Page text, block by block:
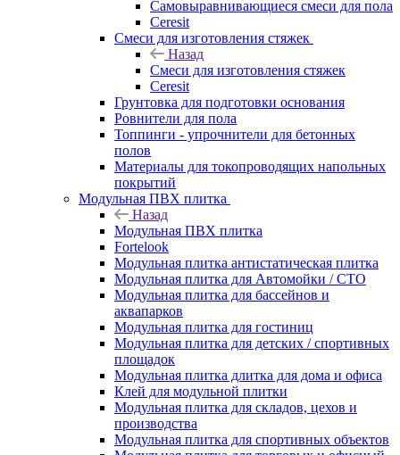
Самовыравнивающиеся смеси для пола
Ceresit
Смеси для изготовления стяжек
Назад
Смеси для изготовления стяжек
Ceresit
Грунтовка для подготовки основания
Ровнители для пола
Топпинги - упрочнители для бетонных
полов
Материалы для токопроводящих напольных
покрытий
Модульная ПВХ плитка
Назад
Модульная ПВХ плитка
Fortelook
Модульная плитка антистатическая плитка
Модульная плитка для Автомойки / СТО
Модульная плитка для бассейнов и
аквапарков
Модульная плитка для гостиниц
Модульная плитка для детских / спортивных
площадок
Модульная плитка длитка для дома и офиса
Клей для модульной плитки
Модульная плитка для складов, цехов и
производства
Модульная плитка для спортивных объектов